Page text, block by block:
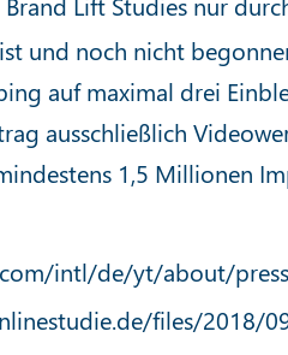
und noch nicht
auf maximal drei
ausschließlich
1,5 Millionen
intl/de/yt/about/
files/2018/